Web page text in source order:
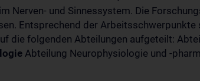
Nerven- und Sinnessystem. Die
Entsprechend der
die folgenden Abteilungen aufgeteilt:
Abteilung Neurophysiologie und -